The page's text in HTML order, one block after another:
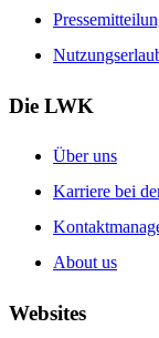
Die LWK
Über uns
Karriere bei
About us
Websites